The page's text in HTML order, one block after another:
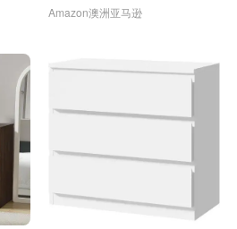
Amazon澳洲亚马逊